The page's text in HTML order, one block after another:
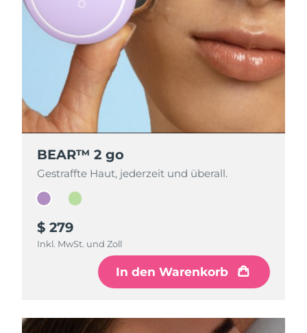
BEAR™ 2 go
Gestraffte Haut, jederzeit und überall.
$ 279
Inkl. MwSt. und Zoll
In den Warenkorb
BEAR™ 2 go
Gestraffte Haut, jederzeit und überall.
$ 279
Inkl. MwSt. und Zoll
In den Warenkorb